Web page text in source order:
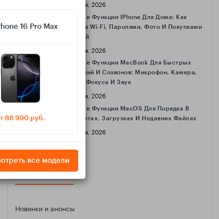
16 Апреля, 2026
Полезные Функции IPhone Для Дома: Как
Делиться Wi‑Fi, Паролями, Фото И Покупками
С Семьёй
16 Апреля, 2026
Полезные Функции MacBook Для Быстрых
Совещаний И Созвонов: Микрофон, Камера,
Режимы Фокуса И Звук
16 Апреля, 2026
Полезные Функции MacOS Для Порядка В
Скриншотах, Загрузках И Недавних Файлах
16 Апреля, 2026
КАТЕГОРИИ
Новинки и анонсы
16 Pro Max
88 990 руб.
все модели